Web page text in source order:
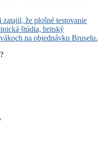
že plošné testovanie
štúdia, britský
na objednávku Bruselu.